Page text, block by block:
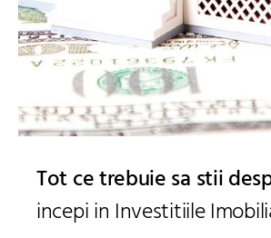
Tot ce trebuie sa stii
incepi in Investitiile